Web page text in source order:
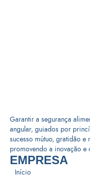
Garantir a segurança
angular, guiados por
sucesso mútuo, gratidão e
promovendo a inovação e
EMPRESA
Início